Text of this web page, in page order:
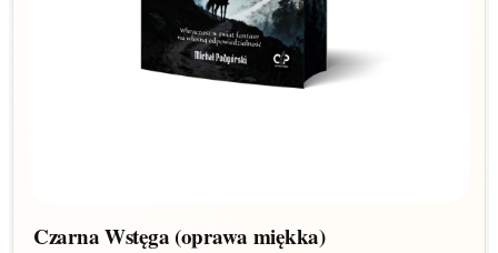
Czarna Wstęga (oprawa miękka)